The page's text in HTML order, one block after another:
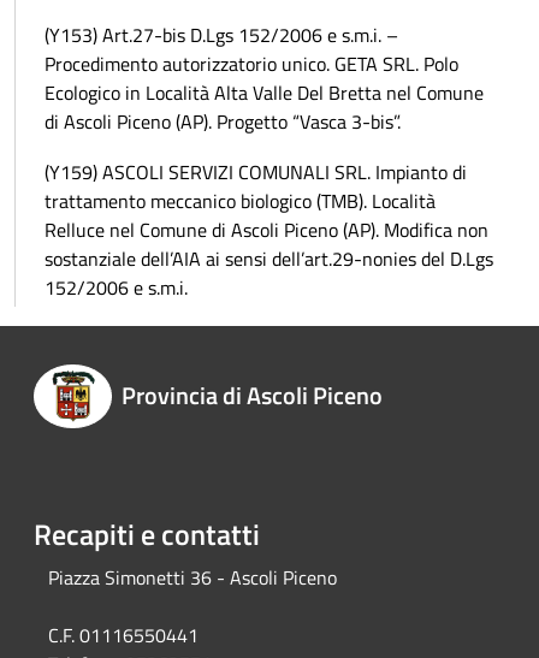
(Y153) Art.27-bis D.Lgs 152/2006 e s.m.i. –
Procedimento autorizzatorio unico. GETA SRL. Polo
Ecologico in Località Alta Valle Del Bretta nel Comune
di Ascoli Piceno (AP). Progetto “Vasca 3-bis”.
(Y159) ASCOLI SERVIZI COMUNALI SRL. Impianto di
trattamento meccanico biologico (TMB). Località
Relluce nel Comune di Ascoli Piceno (AP). Modifica non
sostanziale dell’AIA ai sensi dell’art.29-nonies del D.Lgs
152/2006 e s.m.i.
Provincia di Ascoli Piceno
Recapiti e contatti
Piazza Simonetti 36 - Ascoli Piceno
C.F. 01116550441